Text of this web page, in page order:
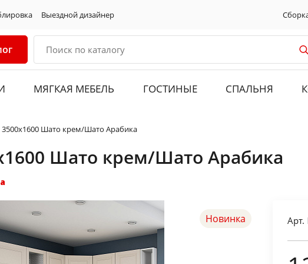
Выездной дизайнер
МЯГКАЯ МЕБЕЛЬ ГОСТИНЫЕ СПАЛЬНЯ
3500х1600 Шато крем/Шато Арабика
Шато крем/Шато Арабика
Новинка Арт.